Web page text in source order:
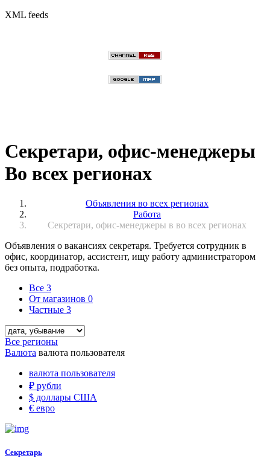
XML feeds
Секретари, офис-менеджеры
Во всех регионах
Объявления во всех регионах
Работа
Секретари, офис-менеджеры в во всех регионах
Объявления о вакансиях секретаря. Требуется сотрудник в
офис, координатор, ассистент, ищу работу администратором
без опыта, подработка.
Все 3
От магазинов 0
Частные 3
Все регионы
Валюта валюта пользователя
валюта пользователя
₽ рубли
$ доллары США
€ евро
Секретарь